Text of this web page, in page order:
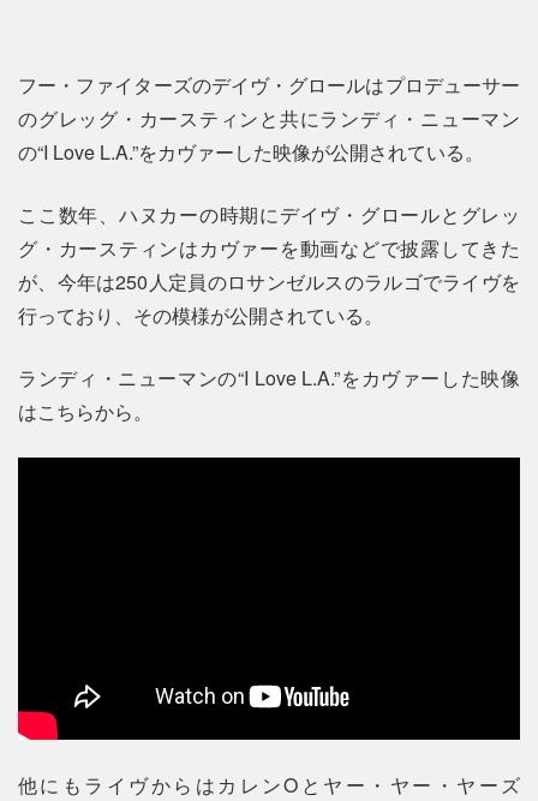
フー・ファイターズのデイヴ・グロールはプロデューサー
のグレッグ・カースティンと共にランディ・ニューマン
の“I Love L.A.”をカヴァーした映像が公開されている。
ここ数年、ハヌカーの時期にデイヴ・グロールとグレッ
グ・カースティンはカヴァーを動画などで披露してきた
が、今年は250人定員のロサンゼルスのラルゴでライヴを
行っており、その模様が公開されている。
ランディ・ニューマンの“I Love L.A.”をカヴァーした映像
はこちらから。
他にもライヴからはカレンOとヤー・ヤー・ヤーズ